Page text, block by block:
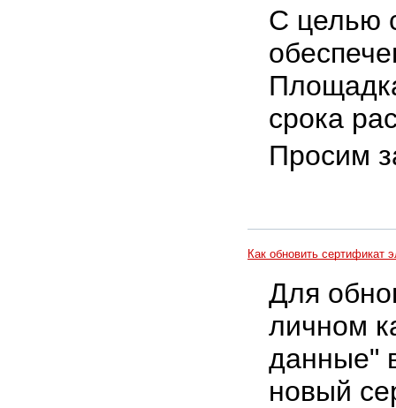
С целью
срока
Просим
Как обновить сертификат
Для
личном
данные"
новый